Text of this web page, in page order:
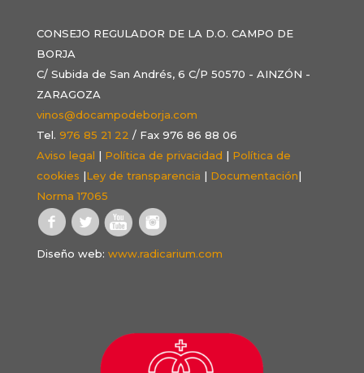
CONSEJO REGULADOR DE LA D.O. CAMPO DE
BORJA
C/ Subida de San Andrés, 6 C/P 50570 - AINZÓN -
ZARAGOZA
vinos@docampodeborja.com
Tel. 976 85 21 22 / Fax 976 86 88 06
Aviso legal | Política de privacidad | Política de
cookies |Ley de transparencia | Documentación|
Norma 17065
Diseño web: www.radicarium.com